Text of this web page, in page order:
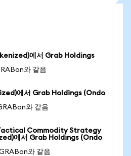
에서 Grab Holdings
와 같음
에서 Grab Holdings (Ondo
와 같음
Commodity Strategy
에서 Grab Holdings (Ondo
와 같음